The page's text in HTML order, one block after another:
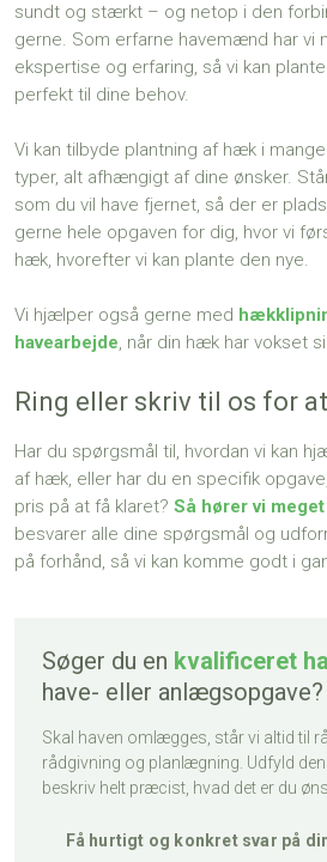
sundt og stærkt – og netop i den
gerne. Som erfarne havemænd har vi
ekspertise og erfaring, så vi kan
perfekt til dine behov.
Vi kan tilbyde plantning af hæk i
typer, alt afhængigt af dine ønsker.
som du vil have fjernet, så der er
gerne hele opgaven for dig, hvor vi
hæk, hvorefter vi kan plante den nye.
Vi hjælper også gerne med
havearbejde, når din hæk har vokset
Ring eller skriv til os for
Har du spørgsmål til, hvordan vi kan
af hæk, eller har du en specifik
pris på at få klaret? Så hører vi
besvarer alle dine spørgsmål og
på forhånd, så vi kan komme godt i
Søger du en kvalificeret
have- eller anlægsopgave?
Skal haven omlægges, står vi altid til
rådgivning og planlægning. Udfyld
beskriv helt præcist, hvad det er du
​Få hurtigt og konkret svar på